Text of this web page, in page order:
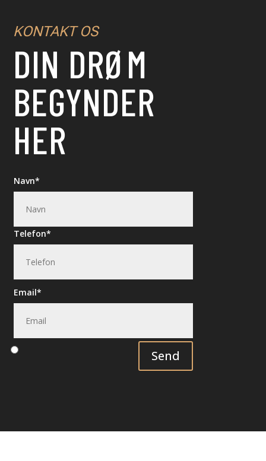
KONTAKT OS
DIN DRØM
BEGYNDER
HER
Navn
Telefon
Email
Send